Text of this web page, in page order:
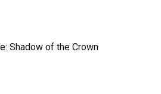
Shadow of the Crown